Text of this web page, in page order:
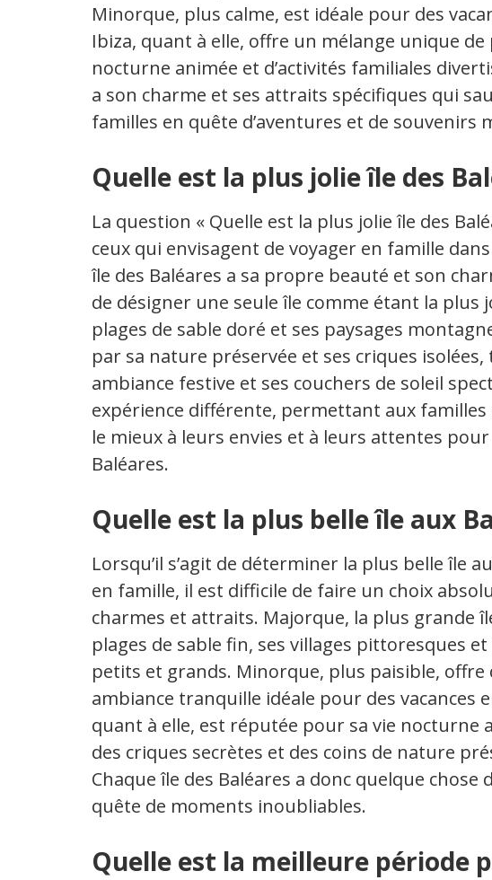
Minorque, plus calme, est idéale pour des
Ibiza, quant à elle, offre un mélange unique
nocturne animée et d’activités familiales
a son charme et ses attraits spécifiques qui
familles en quête d’aventures et de souvenirs
Quelle est la plus jolie île des
La question « Quelle est la plus jolie île des
ceux qui envisagent de voyager en famille
île des Baléares a sa propre beauté et son
de désigner une seule île comme étant la plus
plages de sable doré et ses paysages
par sa nature préservée et ses criques
ambiance festive et ses couchers de soleil
expérience différente, permettant aux
le mieux à leurs envies et à leurs attentes
Baléares.
Quelle est la plus belle île aux
Lorsqu’il s’agit de déterminer la plus belle île
en famille, il est difficile de faire un choix
charmes et attraits. Majorque, la plus grande
plages de sable fin, ses villages pittoresques
petits et grands. Minorque, plus paisible, offre
ambiance tranquille idéale pour des vacances
quant à elle, est réputée pour sa vie nocturne
des criques secrètes et des coins de nature
Chaque île des Baléares a donc quelque chose
quête de moments inoubliables.
Quelle est la meilleure période